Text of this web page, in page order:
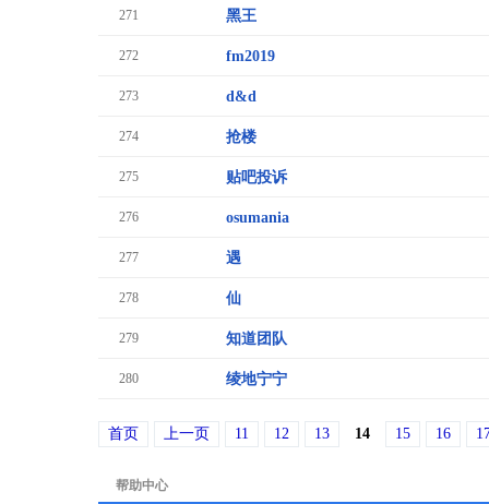
271 黑王
272 fm2019
273 d&d
274 抢楼
275 贴吧投诉
276 osumania
277 遇
278 仙
279 知道团队
280 绫地宁宁
首页 上一页 11 12 13 14 15 16
帮助中心